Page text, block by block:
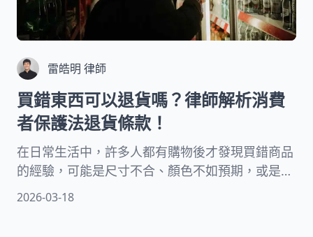
雷皓明 律師
買錯東西可以退貨嗎？律師解析消費
者保護法退貨條款！
在日常生活中，許多人都有購物後才發現買錯商品
的經驗，可能是尺寸不合、顏色不如預期，或是衝
動購物後感到後悔。其實，不同的購物方式有不同
2026-03-18